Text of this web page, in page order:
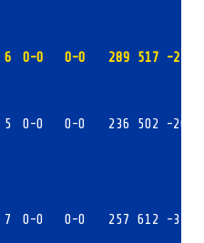
6 0-0 0-0 289 517 -231
5 0-0 0-0 236 502 -266
7 0-0 0-0 257 612 -355